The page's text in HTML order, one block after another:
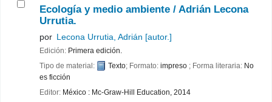
Ecología y medio ambiente / Adrián Lecona
Urrutia.
por Lecona Urrutia, Adrián [autor.]
Edición: Primera edición.
Tipo de material:
Texto; Formato: impreso ; Forma literaria: No
es ficción
Editor: México : Mc-Graw-Hill Education, 2014